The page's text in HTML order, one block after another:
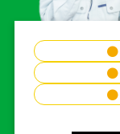
●
●
●